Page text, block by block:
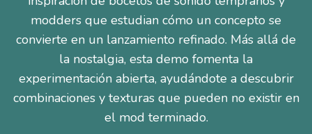
modders que estudian cómo un concepto se
convierte en un lanzamiento refinado. Más allá de
la nostalgia, esta demo fomenta la
experimentación abierta, ayudándote a descubrir
combinaciones y texturas que pueden no existir en
el mod terminado.